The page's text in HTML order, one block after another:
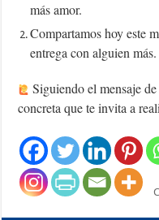
más amor.
Compartamos hoy este
entrega con alguien más.
Siguiendo el mensaje
concreta que te invita a